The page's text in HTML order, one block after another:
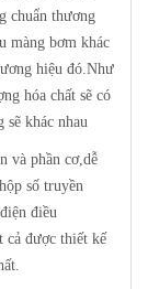
chuẩn thương
màng bơm khác
hiệu đó.Như
hóa chất sẽ có
sẽ khác nhau
và phần cơ,dễ
số truyền
điều
cả được thiết kế